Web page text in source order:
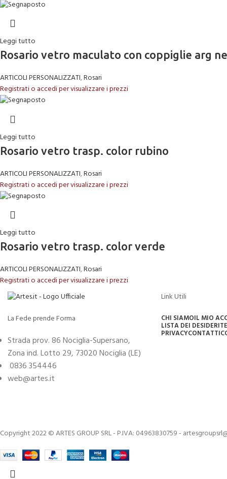
Leggi tutto
Rosario vetro maculato con coppiglie arg
ARTICOLI PERSONALIZZATI,Rosari
Registrati o accedi per visualizzare i prezzi
Leggi tutto
Rosario vetro trasp. color rubino
ARTICOLI PERSONALIZZATI,Rosari
Registrati o accedi per visualizzare i prezzi
Leggi tutto
Rosario vetro trasp. color verde
ARTICOLI PERSONALIZZATI,Rosari
Registrati o accedi per visualizzare i prezzi
La Fede prende Forma
Strada prov. 86 Nociglia-Supersano,
Zona ind. Lotto 29, 73020 Nociglia (LE)
0836 354446
web@artes.it
Link Utili
CHI SIAMOIL MIO
LISTA DEI DESIDERI
PRIVACYCONTATTI
Copyright 2022 © ARTES GROUP SRL - P.IVA: 04963830759 -